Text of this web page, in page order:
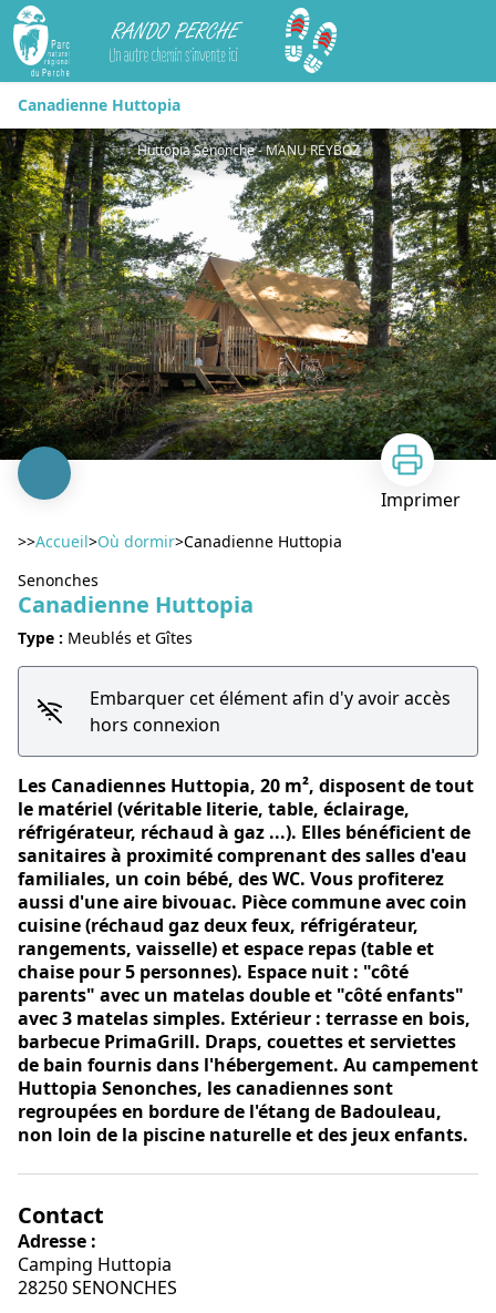
Rando Perche
Canadienne Huttopia
Huttopia Senonche - MANU REYBOZ
Imprimer
>>Accueil>Où dormir>Canadienne Huttopia
Senonches
Canadienne Huttopia
Type : Meublés et Gîtes
Embarquer cet élément afin d'y avoir accès
hors connexion
Les Canadiennes Huttopia, 20 m², disposent de tout
le matériel (véritable literie, table, éclairage,
réfrigérateur, réchaud à gaz ...). Elles bénéficient de
sanitaires à proximité comprenant des salles d'eau
familiales, un coin bébé, des WC. Vous profiterez
aussi d'une aire bivouac. Pièce commune avec coin
cuisine (réchaud gaz deux feux, réfrigérateur,
rangements, vaisselle) et espace repas (table et
chaise pour 5 personnes). Espace nuit : "côté
parents" avec un matelas double et "côté enfants"
avec 3 matelas simples. Extérieur : terrasse en bois,
barbecue PrimaGrill. Draps, couettes et serviettes
de bain fournis dans l'hébergement. Au campement
Huttopia Senonches, les canadiennes sont
regroupées en bordure de l'étang de Badouleau,
non loin de la piscine naturelle et des jeux enfants.
Contact
Adresse :
Camping Huttopia
28250 SENONCHES